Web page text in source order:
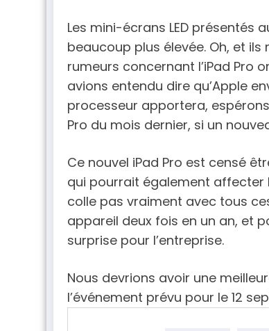
Les mini-écrans LED présentés
beaucoup plus élevée. Oh, et
rumeurs concernant l’iPad Pro
avions entendu dire qu’Apple
processeur apportera,
Pro du mois dernier, si un
Ce nouvel iPad Pro est censé
qui pourrait également affecter
colle pas vraiment avec tous
appareil deux fois en un an, et
surprise pour l’entreprise.
Nous devrions avoir une
l’événement prévu pour le 12